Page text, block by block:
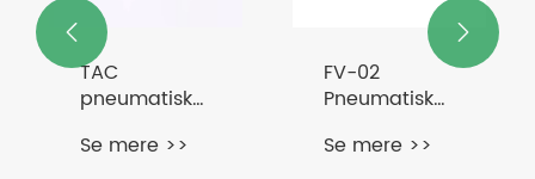
TAC
pneumatisk
Se mere >>
FV-02
Pneumatisk
3-vejs
Se mere >>
 